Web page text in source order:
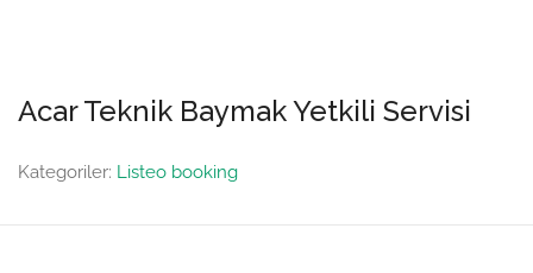
Acar Teknik Baymak Yetkili Servisi
Kategoriler: Listeo booking